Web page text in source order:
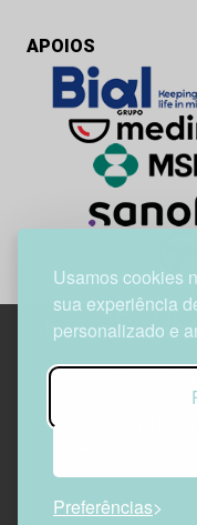
Usamos cookies
sua experiência
personalizado e
Preferências
APOIOS
Edif. Lisboa Oriente |
1800-282 Lisboa |